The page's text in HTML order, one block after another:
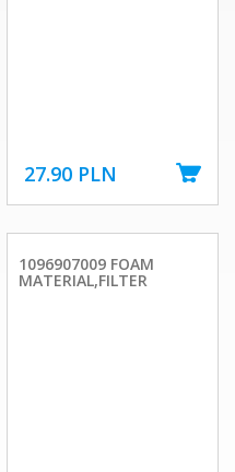
27.90 PLN
1096907009 FOAM
MATERIAL,FILTER